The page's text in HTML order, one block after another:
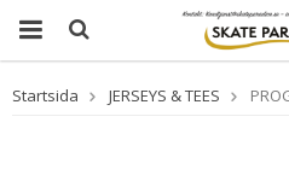
Startsida JERSEYS & TEES